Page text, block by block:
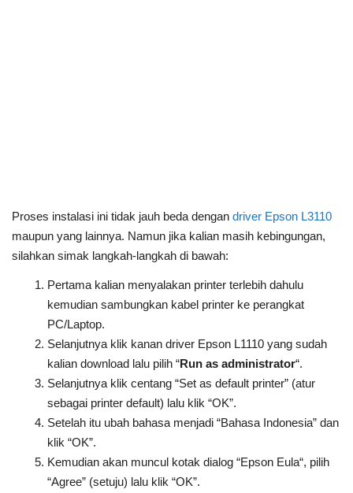
Proses instalasi ini tidak jauh beda dengan driver Epson L3110
maupun yang lainnya. Namun jika kalian masih kebingungan,
silahkan simak langkah-langkah di bawah:
Pertama kalian menyalakan printer terlebih dahulu
kemudian sambungkan kabel printer ke perangkat
PC/Laptop.
Selanjutnya klik kanan driver Epson L1110 yang sudah
kalian download lalu pilih “Run as administrator“.
Selanjutnya klik centang “Set as default printer” (atur
sebagai printer default) lalu klik “OK”.
Setelah itu ubah bahasa menjadi “Bahasa Indonesia” dan
klik “OK”.
Kemudian akan muncul kotak dialog “Epson Eula“, pilih
“Agree” (setuju) lalu klik “OK”.